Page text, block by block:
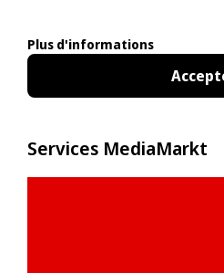
Plus d'informations
Services MediaMarkt